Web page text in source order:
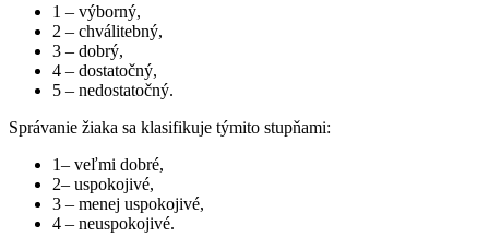
1 – výborný,
2 – chválitebný,
3 – dobrý,
4 – dostatočný,
5 – nedostatočný.
Správanie žiaka sa klasifikuje týmito stupňami:
1– veľmi dobré,
2– uspokojivé,
3 – menej uspokojivé,
4 – neuspokojivé.